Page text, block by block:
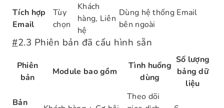
Tích hợp
Email
Tùy
chọn
Khách
hàng, Liên
hệ
Dùng hệ thống Email
bên ngoài
#2.3 Phiên bản đã cấu hình sẵn
Phiên
bản
Module bao gồm
Tình huống
dùng
Số lượng
bảng dữ
liệu
Bản
Theo dõi